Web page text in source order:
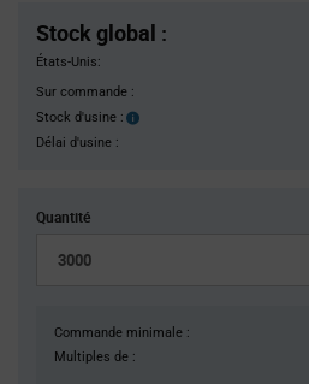
Stock global :
États-Unis:
Sur commande :
Stock d'usine :
Stock
Délai d'usine :
Quantité
Commande minimale :
Multiples de :